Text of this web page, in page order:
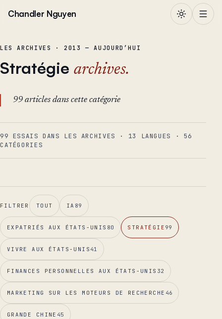
Chandler Nguyen
LES ARCHIVES · 2013 — AUJOURD’HUI
Stratégie archives.
99 articles dans cette catégorie
99 ESSAIS DANS LES ARCHIVES · 13 LANGUES · 56
CATÉGORIES
FILTRER TOUT IA 89
EXPATRIÉS AUX ÉTATS-UNIS 80 STRATÉGIE 99
VIVRE AUX ÉTATS-UNIS 41
FINANCES PERSONNELLES AUX ÉTATS-UNIS 32
MARKETING SUR LES MOTEURS DE RECHERCHE 46
GRANDE CHINE 45